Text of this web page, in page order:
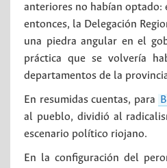
anteriores no habían optado:
entonces, la Delegación
una piedra angular en el
práctica que se volvería
departamentos de la
En resumidas cuentas, para
al pueblo, dividió al
escenario político riojano.
En la configuración del